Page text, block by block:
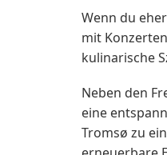
Wenn du
mit
kulinarische
Neben den
eine
Tromsø zu